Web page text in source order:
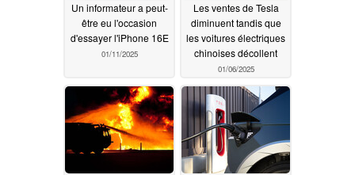
Un informateur a peut-
être eu l'occasion
d'essayer l'iPhone 16E
01/11/2025
Les ventes de Tesla
diminuent tandis que
les voitures électriques
chinoises décollent
01/06/2025